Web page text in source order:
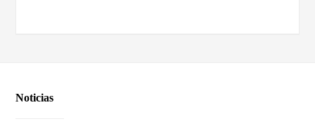
Noticias